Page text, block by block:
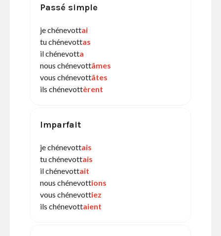
Passé simple
je chénevottai
tu chénevottas
il chénevotta
nous chénevottâmes
vous chénevottâtes
ils chénevottèrent
Imparfait
je chénevottais
tu chénevottais
il chénevottait
nous chénevottions
vous chénevottiez
ils chénevottaient